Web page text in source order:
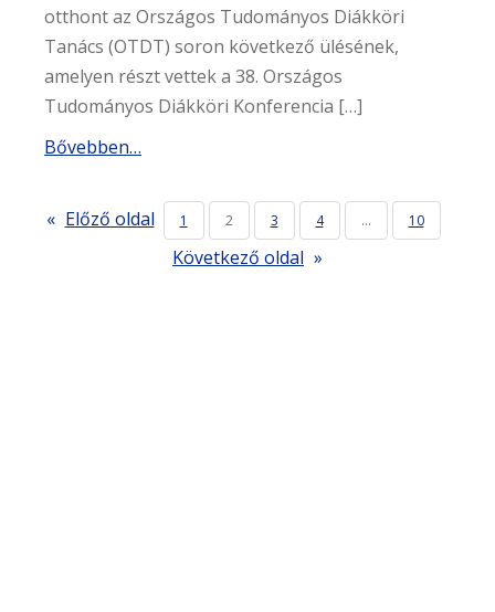
otthont az Országos Tudományos Diákköri
Tanács (OTDT) soron következő ülésének,
amelyen részt vettek a 38. Országos
Tudományos Diákköri Konferencia […]
Bővebben…
« Előző oldal 1 2 3 4 … 10
Következő oldal »